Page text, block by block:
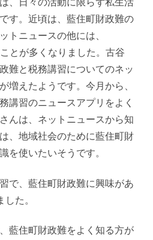
す。近頃は、藍住町財政難の
トニュースの他には、
とが多くなりました。古谷
難と税務講習についてのネッ
増えたようです。今月から、
講習のニュースアプリをよく
んは、ネットニュースから知
、地域社会のために藍住町財
を使いたいそうです。
で、藍住町財政難に興味があ
た。
藍住町財政難をよく知る方が